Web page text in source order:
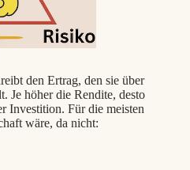
den Ertrag, den sie über
Je höher die Rendite, desto
Investition. Für die meisten
wäre, da nicht: